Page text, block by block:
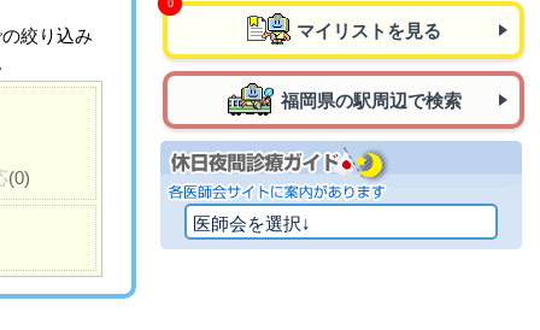
絞り込み
(0)
マイリストを見る
福岡県の駅周辺で検索